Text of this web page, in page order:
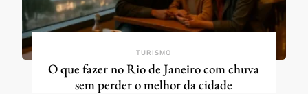
TURISMO
O que fazer no Rio de Janeiro com chuva
sem perder o melhor da cidade